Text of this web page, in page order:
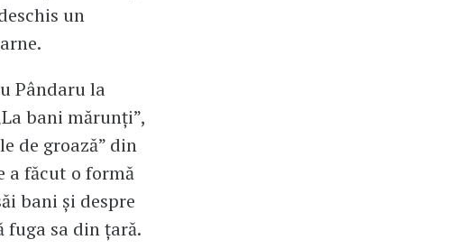
un
Pândaru la
bani mărunți”,
de groază” din
a făcut o formă
bani și despre
fuga sa din țară.